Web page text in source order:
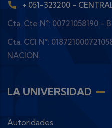
+ 051-323200 -
Cta. Cte N°: 00721058190 -
Cta. CCI N°:
NACION.
LA UNIVERSIDAD
Autoridades